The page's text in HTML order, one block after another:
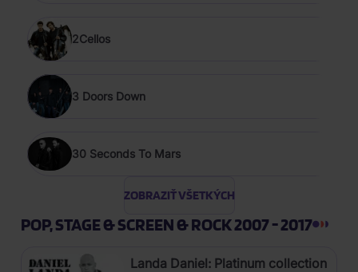
2Cellos
3 Doors Down
30 Seconds To Mars
ZOBRAZIŤ VŠETKÝCH
POP, STAGE & SCREEN & ROCK 2007 - 2017
Landa Daniel: Platinum collection